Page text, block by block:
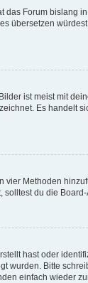
Forum bislang
übersetzen
ist meist mit
Es
Methoden
du die
hast oder
wurden. Bitte
einfach wieder